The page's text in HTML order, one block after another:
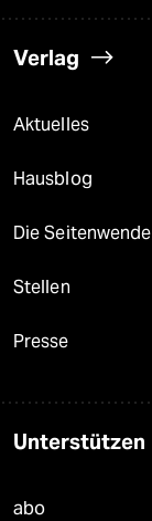
Verlag
Aktuelles
Hausblog
Die Seitenwende
Stellen
Presse
Unterstützen
abo